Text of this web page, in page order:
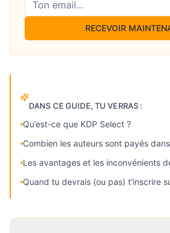
RECEVOIR
DANS CE GUIDE, TU VERRAS :
Qu’est-ce que KDP Select ?
Combien les auteurs sont payés
Les avantages et les inconvénients
Quand tu devrais (ou pas) t'inscrire